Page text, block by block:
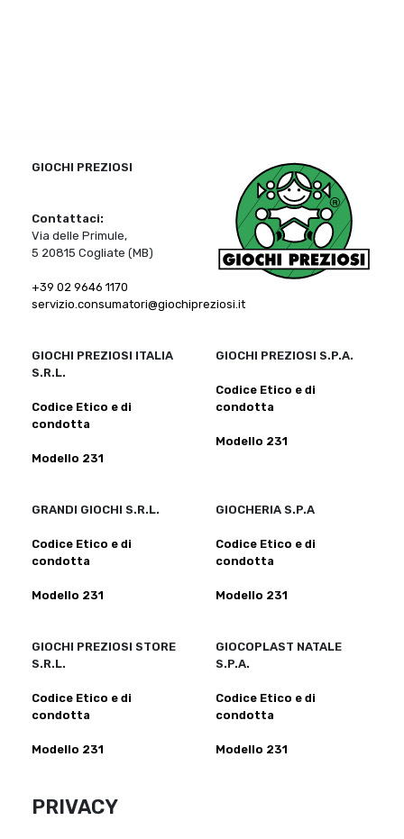
GIOCHI PREZIOSI
Contattaci:
Via delle Primule,
5 20815 Cogliate (MB)
+39 02 9646 1170
servizio.consumatori@giochipreziosi.it
GIOCHI PREZIOSI ITALIA
S.R.L.
Codice Etico e di
condotta
Modello 231
GIOCHI PREZIOSI S.P.A.
Codice Etico e di
condotta
Modello 231
GRANDI GIOCHI S.R.L.
Codice Etico e di
condotta
Modello 231
GIOCHERIA S.P.A
Codice Etico e di
condotta
Modello 231
GIOCHI PREZIOSI STORE
S.R.L.
Codice Etico e di
condotta
Modello 231
GIOCOPLAST NATALE
S.P.A.
Codice Etico e di
condotta
Modello 231
PRIVACY